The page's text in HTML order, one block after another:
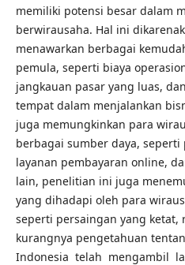
memiliki potensi besar dalam
berwirausaha. Hal ini
menawarkan berbagai
pemula, seperti biaya
jangkauan pasar yang luas,
tempat dalam menjalankan
juga memungkinkan para
berbagai sumber daya,
layanan pembayaran online,
lain, penelitian ini juga
yang dihadapi oleh para
seperti persaingan yang ketat,
kurangnya pengetahuan
Indonesia telah mengambil